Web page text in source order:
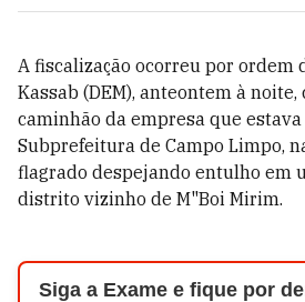
A fiscalização ocorreu por ordem
Kassab (DEM), anteontem à
caminhão da empresa que
Subprefeitura de Campo Limpo,
flagrado despejando entulho em
distrito vizinho de M"Boi Mirim.
Siga a Exame e fique por